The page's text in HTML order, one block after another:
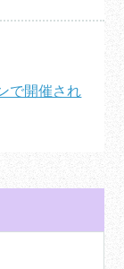
で開催され